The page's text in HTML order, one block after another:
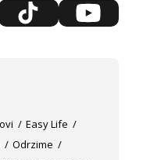
Easy Life
Odrzime